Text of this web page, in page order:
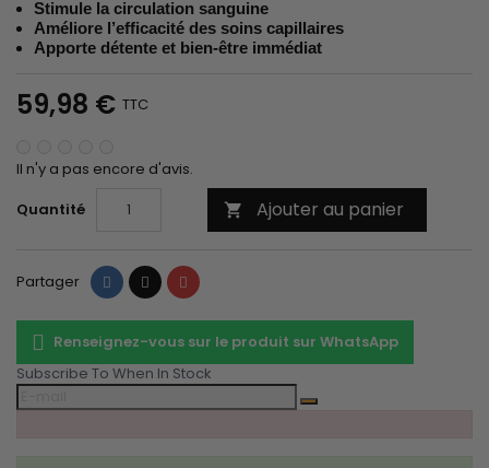
Stimule la circulation sanguine
Améliore l’efficacité des soins capillaires
Apporte détente et bien-être immédiat
59,98 € TTC
Il n'y a pas encore d'avis.
Quantité
 Ajouter au panier
Partager PartagerTweet Pinterest
Renseignez-vous sur le produit sur WhatsApp
Subscribe To When In Stock